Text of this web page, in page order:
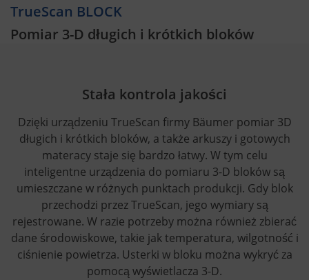
TrueScan BLOCK
Pomiar 3-D długich i krótkich bloków
Stała kontrola jakości
Dzięki urządzeniu TrueScan firmy Bäumer pomiar 3D
długich i krótkich bloków, a także arkuszy i gotowych
materacy staje się bardzo łatwy. W tym celu
inteligentne urządzenia do pomiaru 3-D bloków są
umieszczane w różnych punktach produkcji. Gdy blok
przechodzi przez TrueScan, jego wymiary są
rejestrowane. W razie potrzeby można również zbierać
dane środowiskowe, takie jak temperatura, wilgotność i
ciśnienie powietrza. Usterki w bloku można wykryć za
pomocą wyświetlacza 3-D.